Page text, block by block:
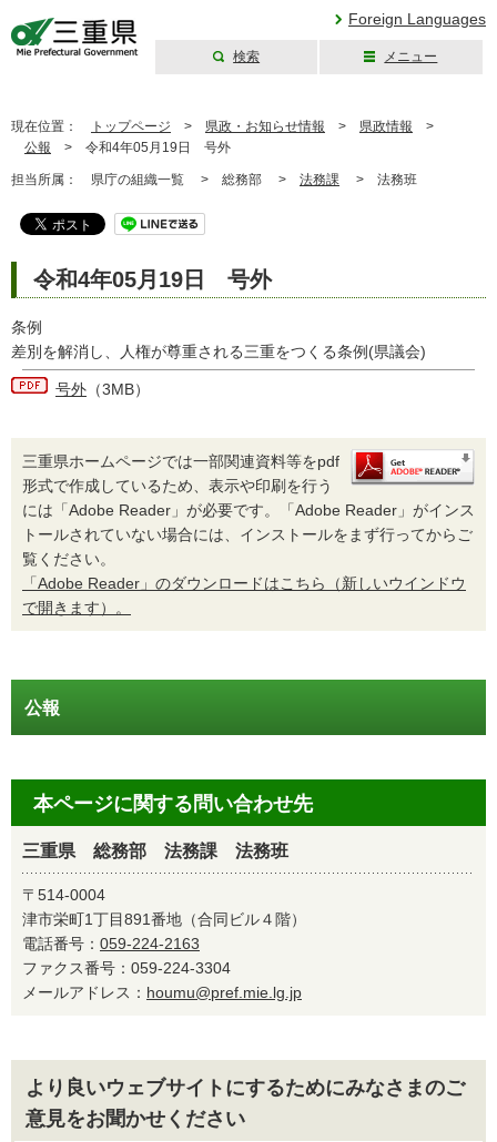
Foreign Languages
検索 メニュー
現在位置： トップページ > 県政・お知らせ情報 > 県政情報 >
公報 > 令和4年05月19日 号外
担当所属： 県庁の組織一覧 > 総務部 > 法務課 > 法務班
令和4年05月19日 号外
条例
差別を解消し、人権が尊重される三重をつくる条例(県議会)
号外 （3MB）
三重県ホームページでは一部関連資料等をpdf
形式で作成しているため、表示や印刷を行う
には「Adobe Reader」が必要です。「Adobe Reader」がインス
トールされていない場合には、インストールをまず行ってからご
覧ください。
「Adobe Reader」のダウンロードはこちら（新しいウインドウ
で開きます）。
公報
本ページに関する問い合わせ先
三重県 総務部 法務課 法務班
〒514-0004
津市栄町1丁目891番地（合同ビル４階）
電話番号： 059-224-2163
ファクス番号：059-224-3304
メールアドレス： houmu@pref.mie.lg.jp
より良いウェブサイトにするためにみなさまのご
意見をお聞かせください